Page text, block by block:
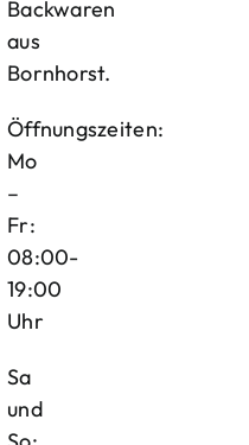
Backwaren
aus
Bornhorst.
Öffnungszeiten:
Mo
–
Fr:
08:00-
19:00
Uhr
Sa
und